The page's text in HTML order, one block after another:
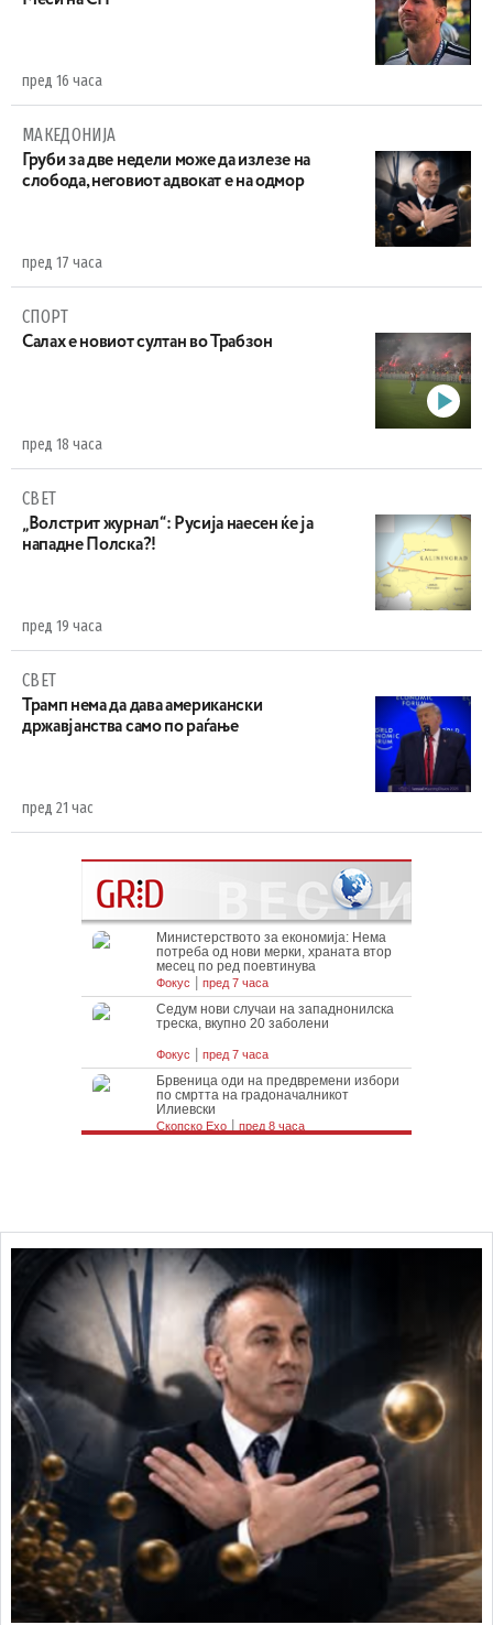
пред 16 часа
МАКЕДОНИЈА
Груби за две недели може да излезе на
слобода, неговиот адвокат е на одмор
пред 17 часа
СПОРТ
Салах е новиот султан во Трабзон
пред 18 часа
СВЕТ
„Волстрит журнал“: Русија наесен ќе ја
нападне Полска?!
пред 19 часа
СВЕТ
Трамп нема да дава американски
државјанства само по раѓање
пред 21 час